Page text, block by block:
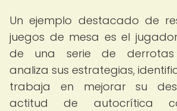
Un ejemplo destacado de
juegos de mesa es el
de una serie de derrotas
analiza sus estrategias,
trabaja en mejorar su
actitud de autocrítica